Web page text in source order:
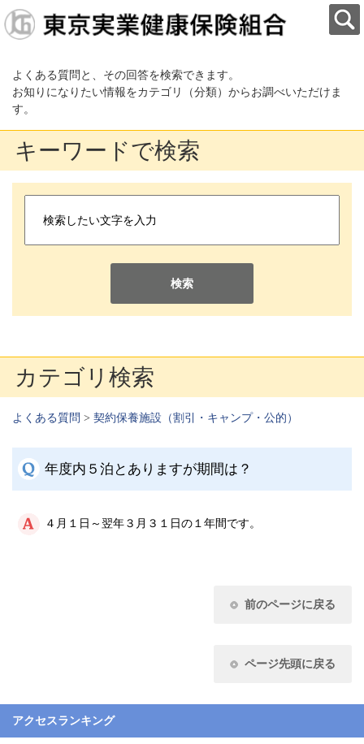
よくある質問と、その回答を検索できます。
お知りになりたい情報をカテゴリ（分類）からお調べいただけま
す。
キーワードで検索
検索
カテゴリ検索
よくある質問 > 契約保養施設（割引・キャンプ・公的）
年度内５泊とありますが期間は？
４月１日～翌年３月３１日の１年間です。
前のページに戻る
ページ先頭に戻る
アクセスランキング